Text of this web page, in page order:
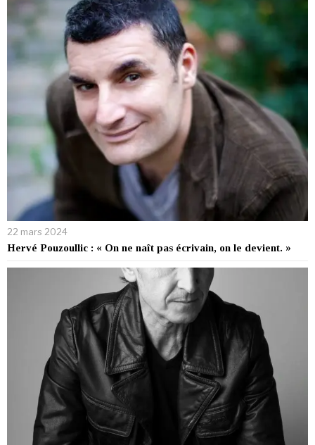
22 mars 2024
Hervé Pouzoullic : « On ne naît pas écrivain, on le devient. »